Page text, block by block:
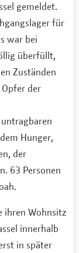
gemeldet.
für
war bei
überfüllt,
Zuständen
der
Hunger,
der
63 Personen
ihren Wohnsitz
innerhalb
in später